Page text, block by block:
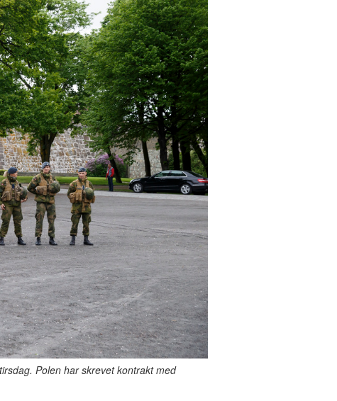
Polen har skrevet kontrakt med